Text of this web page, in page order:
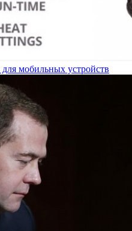
мобильных устройств